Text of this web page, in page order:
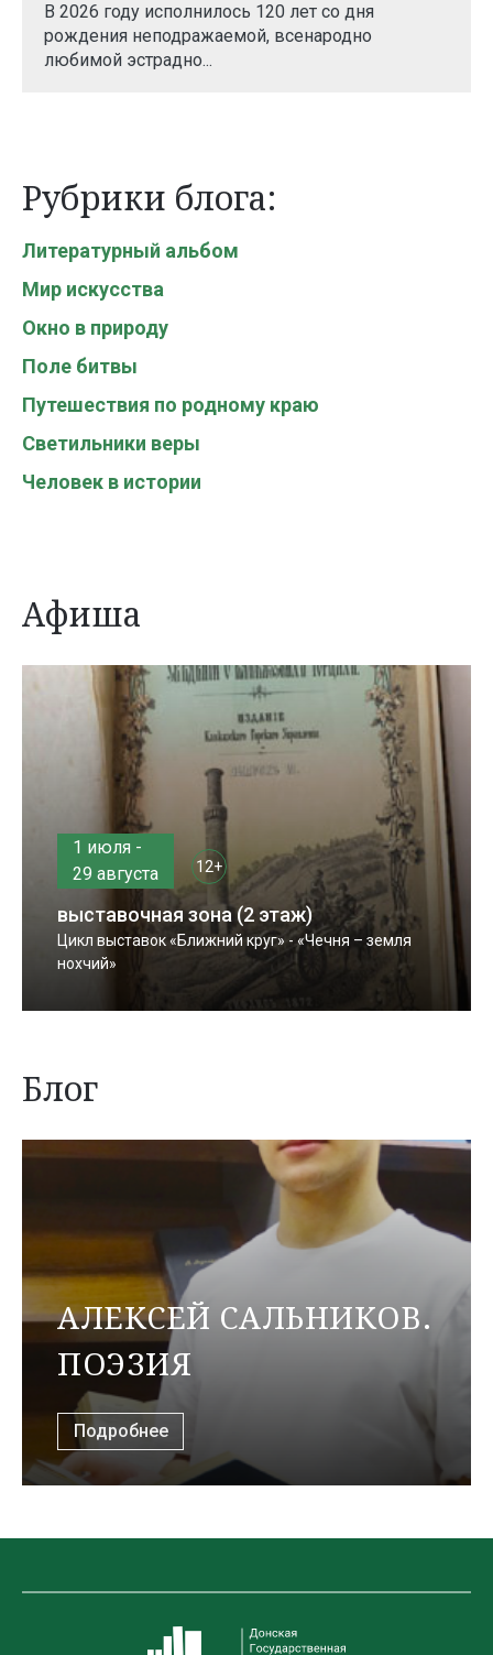
В 2026 году исполнилось 120 лет со дня
рождения неподражаемой, всенародно
любимой эстрадно...
Рубрики блога:
Литературный альбом
Мир искусства
Окно в природу
Поле битвы
Путешествия по родному краю
Светильники веры
Человек в истории
Афиша
1 июля -
29 августа
12+
выставочная зона (2 этаж)
Цикл выставок «Ближний круг» - «Чечня – земля
нохчий»
Блог
АЛЕКСЕЙ САЛЬНИКОВ.
ПОЭЗИЯ
Подробнее